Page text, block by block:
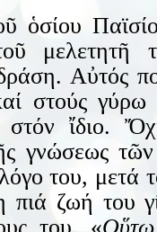
ὁσίου
μελετητῆ
Αὐτός
στούς
στόν ἴδιο.
γνώσεως
του, μετά
ζωή του